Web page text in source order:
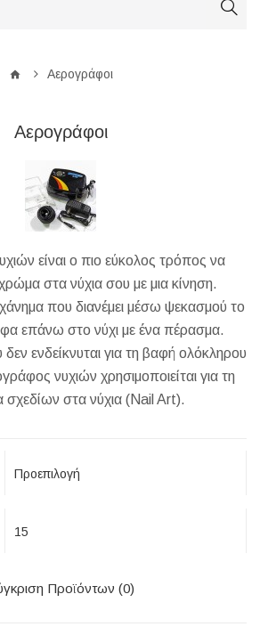
Αερογράφοι
Αερογράφοι
είναι ο πιο εύκολος τρόπος να
στα νύχια σου με μια κίνηση.
που διανέμει μέσω ψεκασμού το
επάνω στο νύχι με ένα πέρασμα.
ενδείκνυται για τη βαφή ολόκληρου
νυχιών χρησιμοποιείται για τη
σχεδίων στα νύχια (Nail Art).
Προϊόντων (0)